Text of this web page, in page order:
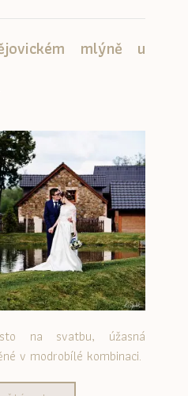
mlýně u
na svatbu, úžasná
v modrobílé kombinaci.